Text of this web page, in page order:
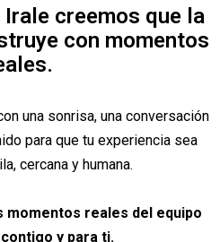
creemos que la
con momentos
una sonrisa, una conversación
para que tu experiencia sea
cercana y humana.
momentos reales del equipo
y para ti.